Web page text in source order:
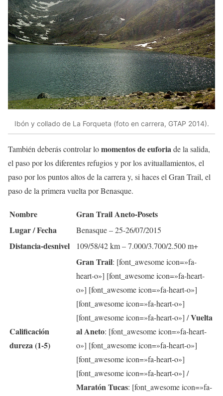
Ibón y collado de La Forqueta (foto en carrera, GTAP 2014).
También deberás controlar lomomentos de euforiade la salida,
el paso por los diferentes refugios y por los avituallamientos, el
paso por los puntos altos de la carrera y, si haces el Gran Trail, el
paso de la primera vuelta por Benasque.
Nombre
Gran Trail Aneto-Posets
Lugar / Fecha
Benasque – 25-26/07/2015
Distancia-desnivel 109/58/42 km – 7.000/3.700/2.500 m+
Calificación
dureza (1-5)
Gran Trail: [font_awesome icon=»fa-
heart-o»] [font_awesome icon=»fa-heart-
o»] [font_awesome icon=»fa-heart-o»]
[font_awesome icon=»fa-heart-o»]
[font_awesome icon=»fa-heart-o»] /Vuelta
al Aneto: [font_awesome icon=»fa-heart-
o»] [font_awesome icon=»fa-heart-o»]
[font_awesome icon=»fa-heart-o»]
[font_awesome icon=»fa-heart-o»] /
Maratón Tucas: [font_awesome icon=»fa-